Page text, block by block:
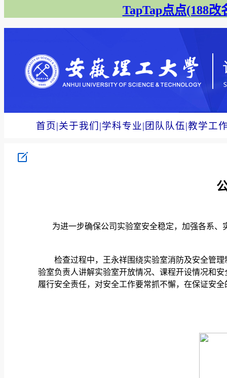
TapTap点点(188
首页|关于我们 |学科专业| 团队队伍|教学工
为进一步确保公司实验室安全稳定，加强各系
检查过程中，王永祥围绕实验室消防及安全管
验室负责人讲解实验室开放情况、课程开设情况和
履行安全责任，对安全工作要常抓不懈，在保证安